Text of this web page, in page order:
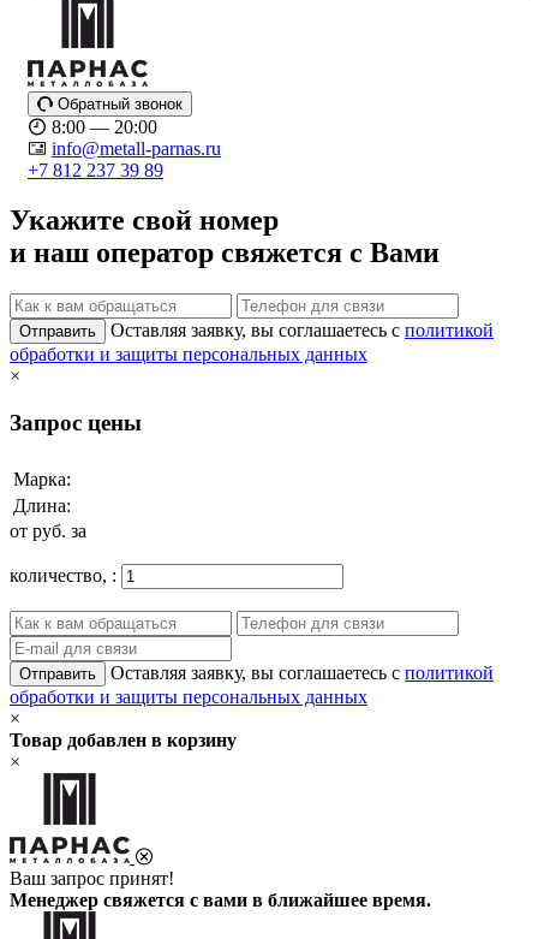
Обратный звонок
8:00 — 20:00
info@metall-parnas.ru
+7 812 237 39 89
Укажите свой номер
и наш оператор свяжется с Вами
Отправить Оставляя заявку, вы соглашаетесь с политикой
обработки и защиты персональных данных
×
Запрос цены
Марка:
Длина:
от руб. за
количество, :
Отправить Оставляя заявку, вы соглашаетесь с политикой
обработки и защиты персональных данных
×
Товар добавлен в корзину
×
Ваш запрос принят!
Менеджер свяжется с вами в ближайшее время.